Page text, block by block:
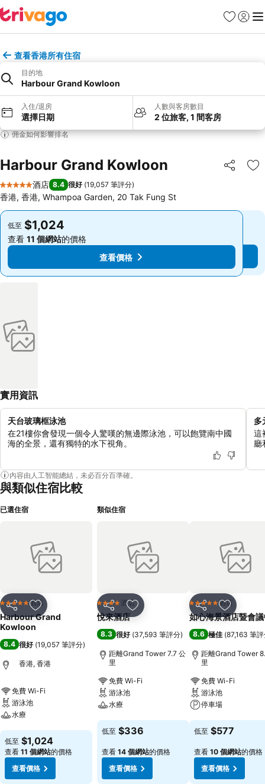
收藏夾
登入 選
查看香港所有住宿
目的地
Harbour Grand Kowloon
入住/退房
選擇日期
人數與客房數目
2 位旅客, 1 間客房
佣金如何影響排名
Harbour Grand Kowloon 分享
放
5 星級
酒店 8.4 很好 (19,057 筆評分)
香港, 香港, Whampoa Garden, 20 Tak Fung St
低至 $1,024
查看 11 個網站的價格
查看價格
低至 $1,024
查看 11 個網站的價格
查看價格
實用資訊
天台玻璃框泳池
在21樓你會發現一個令人驚嘆的無邊際泳池，可以飽覽南中國
海的全景，還有獨特的水下視角。
多
這
廳
內容由人工智能總結，未必百分百準確。
與類似住宿比較
已選住宿
分享 放到收藏夾
5 星級 酒店
Harbour Grand
Kowloon
8.4 很好 (19,057 筆評分)
香港, 香港
免費 Wi-Fi
游泳池
水療
查看價格
低至 $1,024
查看 11 個網站的價格
查看價格
類似住宿
分享 放到收藏夾
4 星級 酒店
悅來酒店
8.3 很好 (37,593 筆評分)
距離Grand Tower 7.7 公
里
免費 Wi-Fi
游泳池
水療
查看價格
低至 $336
查看 14 個網站的價格
查看價格
分享 放到收藏
5 星級 酒店
如心海景酒店暨會
8.6 極佳 (87,163 筆
距離Grand Tower
里
免費 Wi-Fi
游泳池
停車場
查看價格
低至 $577
查看 10 個網站的價格
查看價格